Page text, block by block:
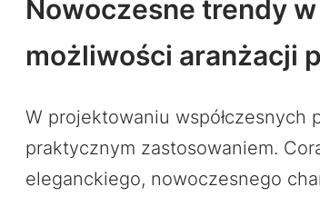
Nowoczesne trendy
możliwości aranżacji
W projektowaniu
praktycznym zastosowaniem.
eleganckiego, nowoczesnego